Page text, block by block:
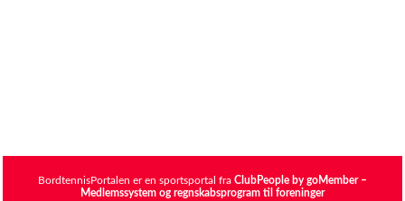
BordtennisPortalen er en sportsportal fra ClubPeople by goMember –
Medlemssystem og regnskabsprogram til foreninger